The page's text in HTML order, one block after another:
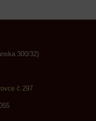
300/32)
č.297